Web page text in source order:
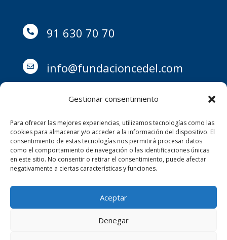
Gestionar consentimiento
Para ofrecer las mejores experiencias, utilizamos tecnologías como las
cookies para almacenar y/o acceder a la información del dispositivo. El
consentimiento de estas tecnologías nos permitirá procesar datos
como el comportamiento de navegación o las identificaciones únicas
en este sitio. No consentir o retirar el consentimiento, puede afectar
negativamente a ciertas características y funciones.
Aceptar
Denegar
 91 630 70 70
 info@fundacioncedel.com

Avd. Barrancos 7, 28290,
Las Rozas (Comunidad de
Madrid)
Todos los derechos reservados © 2026Fundación Cedel